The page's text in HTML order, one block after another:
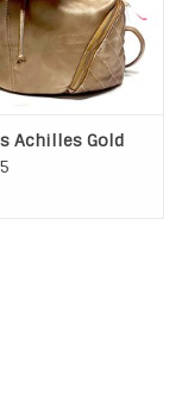
Achilles Gold